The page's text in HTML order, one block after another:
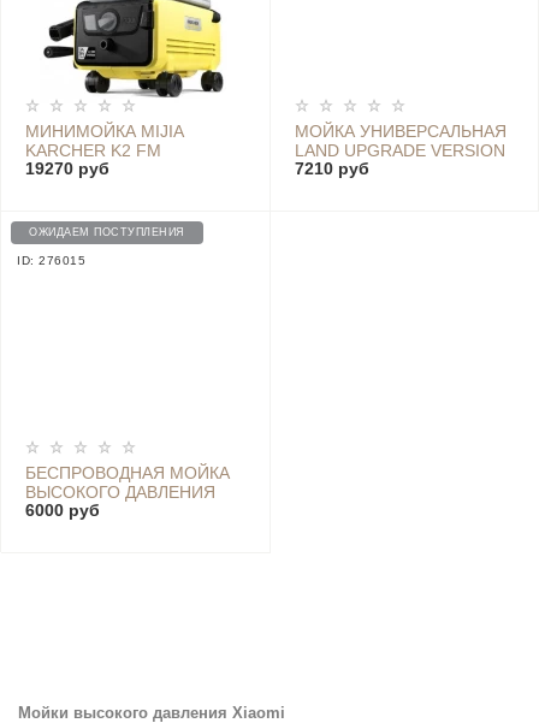
МИНИМОЙКА MIJIA
KARCHER K2 FM
CORDLESS
19270 руб
МОЙКА УНИВЕРСАЛЬНАЯ
LAND UPGRADE VERSION
7210 руб
ОЖИДАЕМ ПОСТУПЛЕНИЯ
ID: 276015
БЕСПРОВОДНАЯ МОЙКА
ВЫСОКОГО ДАВЛЕНИЯ
MIJIA - MJXCJ001QW
6000 руб
Мойки высокого давления Xiaomi